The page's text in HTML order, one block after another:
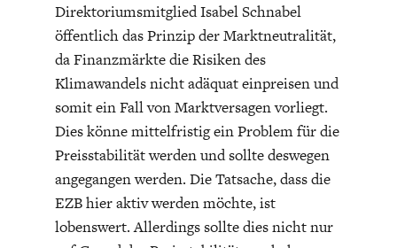
DEUTSCHLAND UND DIE
DIGITALISIERUNG
MAKROTHEK
Direktoriumsmitglied Isabel Schnabel
öffentlich das Prinzip der Marktneutralität,
da Finanzmärkte die Risiken des
Klimawandels nicht adäquat einpreisen und
somit ein Fall von Marktversagen vorliegt.
Dies könne mittelfristig ein Problem für die
Preisstabilität werden und sollte deswegen
angegangen werden. Die Tatsache, dass die
EZB hier aktiv werden möchte, ist
lobenswert. Allerdings sollte dies nicht nur